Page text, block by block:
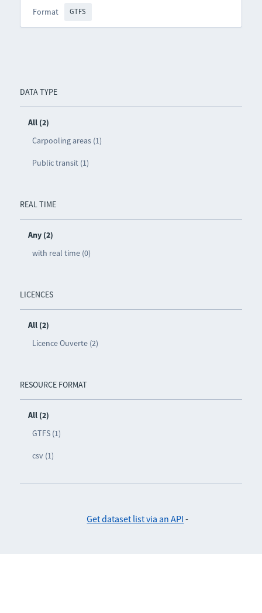
DATA TYPE
All (2)
Carpooling areas (1)
Public transit (1)
REAL TIME
Any (2)
with real time (0)
LICENCES
All (2)
Licence Ouverte (2)
RESOURCE FORMAT
All (2)
GTFS (1)
csv (1)
Format
GTFS
Get dataset list via an API -